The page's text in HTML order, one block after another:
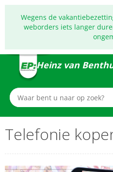
Wegens de
weborders iets langer
Heinz van
Telefonie